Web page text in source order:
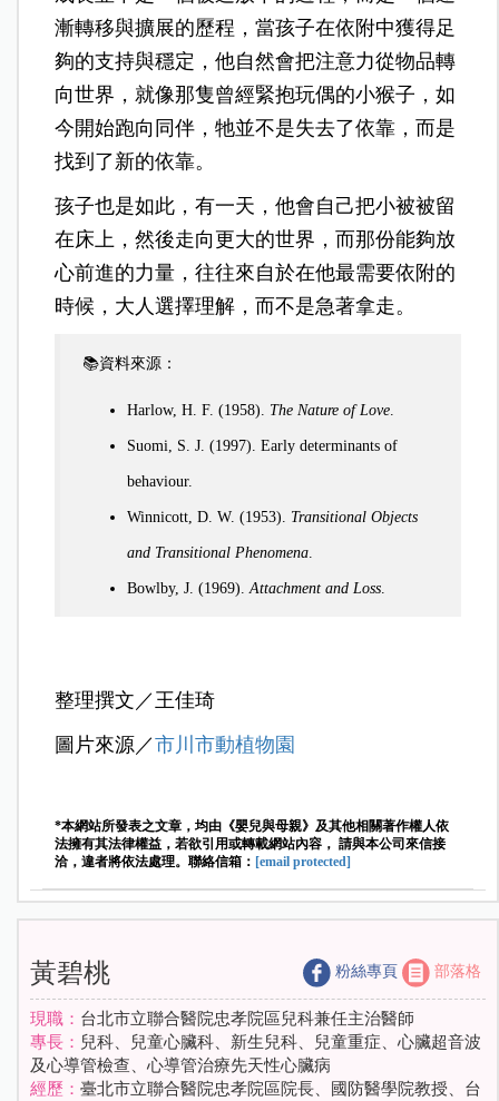
漸轉移與擴展的歷程，當孩子在依附中獲得足
夠的支持與穩定，他自然會把注意力從物品轉
向世界，就像那隻曾經緊抱玩偶的小猴子，如
今開始跑向同伴，牠並不是失去了依靠，而是
找到了新的依靠。
孩子也是如此，有一天，他會自己把小被被留
在床上，然後走向更大的世界，而那份能夠放
心前進的力量，往往來自於在他最需要依附的
時候，大人選擇理解，而不是急著拿走。
📚資料來源：
Harlow, H. F. (1958). The Nature of Love
Suomi, S. J. (1997). Early determinants of
behaviour.
Winnicott, D. W. (1953). Transitional Objects
and Transitional Phenomena
Bowlby, J. (1969).Attachment and Loss
整理撰文／王佳琦
圖片來源／市川市動植物園
*本網站所發表之文章，均由《嬰兒與母親》及其他相關著作權人依
法擁有其法律權益，若欲引用或轉載網站內容， 請與本公司來信接
洽，違者將依法處理。聯絡信箱： [email protected]
黃碧桃 粉絲專頁 部落格
現職： 台北市立聯合醫院忠孝院區兒科兼任主治醫師
專長： 兒科、兒童心臟科、新生兒科、兒童重症、心臟超音波
及心導管檢查、心導管治療先天性心臟病
經歷： 臺北市立聯合醫院忠孝院區院長、國防醫學院教授、台